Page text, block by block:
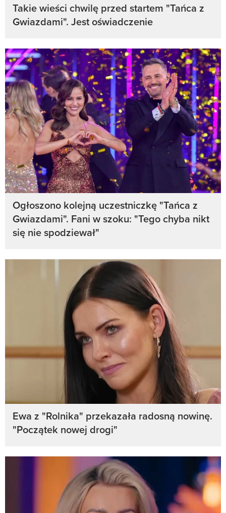
Takie wieści chwilę przed startem "Tańca z
Gwiazdami". Jest oświadczenie
Ogłoszono kolejną uczestniczkę "Tańca z
Gwiazdami". Fani w szoku: "Tego chyba nikt
się nie spodziewał"
Ewa z "Rolnika" przekazała radosną nowinę.
"Początek nowej drogi"